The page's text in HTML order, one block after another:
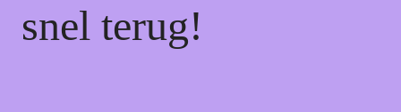
snel terug!